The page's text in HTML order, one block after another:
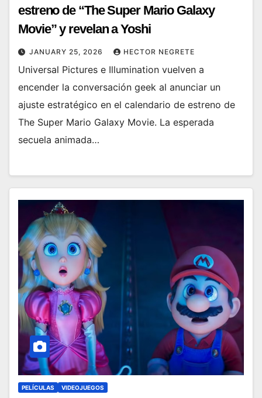
estreno de “The Super Mario Galaxy
Movie” y revelan a Yoshi
JANUARY 25, 2026 HECTOR NEGRETE
Universal Pictures e Illumination vuelven a
encender la conversación geek al anunciar un
ajuste estratégico en el calendario de estreno de
The Super Mario Galaxy Movie. La esperada
secuela animada…
PELÍCULAS VIDEOJUEGOS